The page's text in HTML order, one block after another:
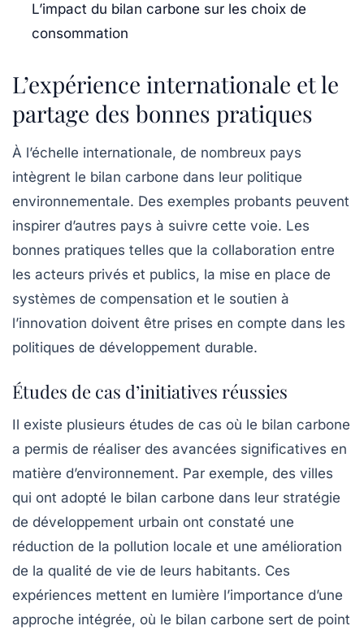
L’impact du bilan carbone sur les choix de
consommation
L’expérience internationale et le
partage des bonnes pratiques
À l’échelle internationale, de nombreux pays
intègrent le bilan carbone dans leur politique
environnementale. Des exemples probants peuvent
inspirer d’autres pays à suivre cette voie. Les
bonnes pratiques telles que la collaboration entre
les acteurs privés et publics, la mise en place de
systèmes de compensation et le soutien à
l’innovation doivent être prises en compte dans les
politiques de développement durable.
Études de cas d’initiatives réussies
Il existe plusieurs études de cas où le bilan carbone
a permis de réaliser des avancées significatives en
matière d’environnement. Par exemple, des villes
qui ont adopté le bilan carbone dans leur stratégie
de développement urbain ont constaté une
réduction de la pollution locale et une amélioration
de la qualité de vie de leurs habitants. Ces
expériences mettent en lumière l’importance d’une
approche intégrée, où le bilan carbone sert de point